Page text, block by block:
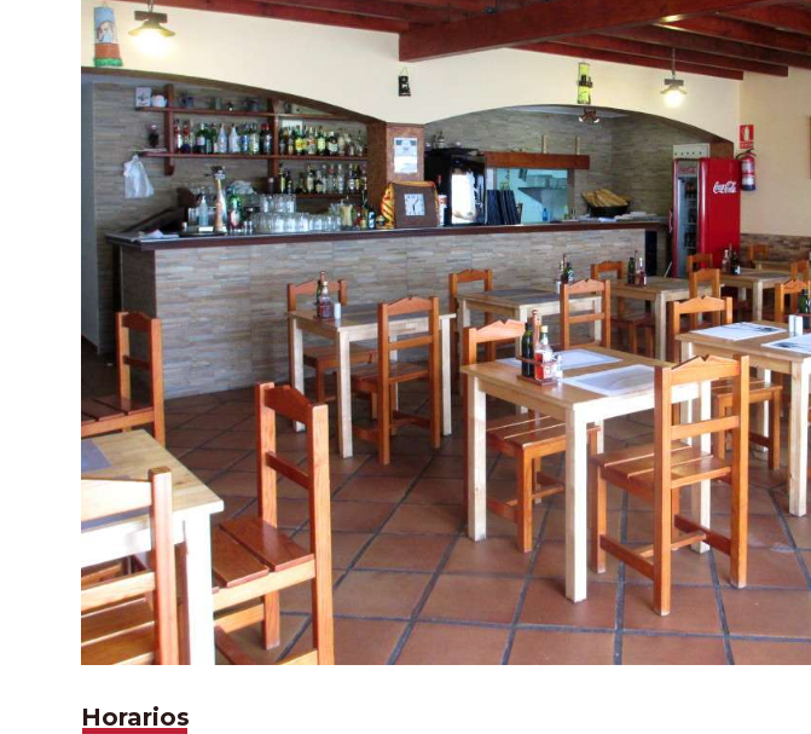
Horarios